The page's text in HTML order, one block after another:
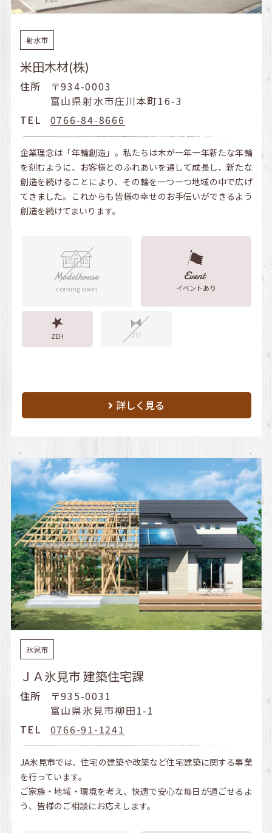
射水市
米田木材(株)
住所
〒934-0003
富山県射水市庄川本町16-3
TEL
0766-84-8666
企業理念は「年輪創造」。私たちは木が一年一年新たな年輪
を刻むように、お客様とのふれあいを通して成長し、新たな
創造を続けることにより、その輪を一つ一つ地域の中で広げ
てきました。これからも皆様の幸せのお手伝いができるよう
創造を続けてまいります。
coming soon イベントあり
ZEH JTI
詳しく見る
氷見市
ＪＡ氷見市 建築住宅課
住所
〒935-0031
富山県氷見市柳田1-1
TEL
0766-91-1241
JA氷見市では、住宅の建築や改築など住宅建築に関する事業
を行っています。
ご家族・地域・環境を考え、快適で安心な毎日が過ごせるよ
う、皆様のご相談にお応えします。